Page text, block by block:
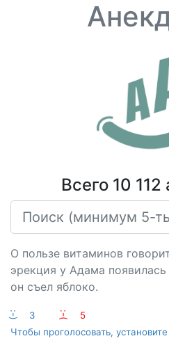
Всего 10 112
О пользе витаминов
эрекция у Адама
он съел яблоко.
:-) 3 :-(
5
Чтобы проголосовать,